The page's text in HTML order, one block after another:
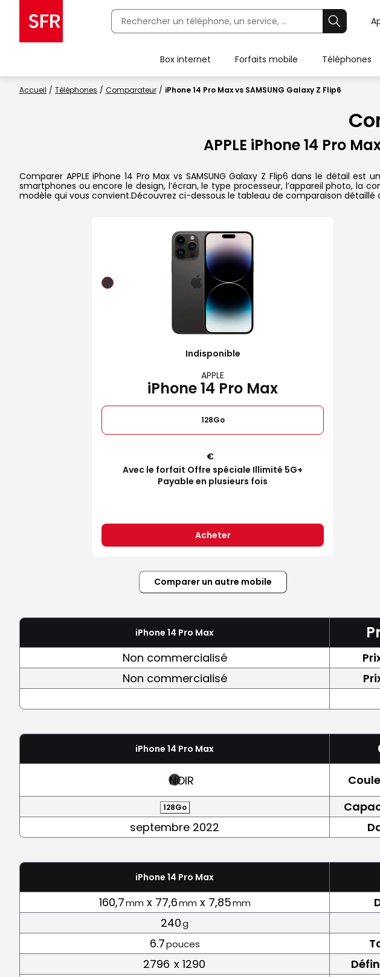
Box internet Forfaits mobile Téléphones
Accueil Téléphones Comparateur iPhone 14 Pro Max vs SAMSUNG Galaxy Z Flip6
APPLE iPhone 14 Pro
Comparer APPLE iPhone 14 Pro Max vs SAMSUNG Galaxy Z Flip6 dans le détail
smartphones ou encore le design, l’écran, le type processeur, l’appareil photo,
modèle qui vous convient.Découvrez ci-dessous le tableau de comparaison détaillé
Indisponible
APPLE
iPhone 14 Pro Max
128Go
€
Avec le forfait Offre spéciale Illimité 5G+
Payable en plusieurs fois
Acheter
Comparer un autre mobile
iPhone 14 Pro Max
Non commercialisé
Non commercialisé
iPhone 14 Pro Max
NOIR
128Go
septembre 2022
iPhone 14 Pro Max
160,7mm x 77,6mm x 7,85mm
240g
6.7pouces
2796 x 1290